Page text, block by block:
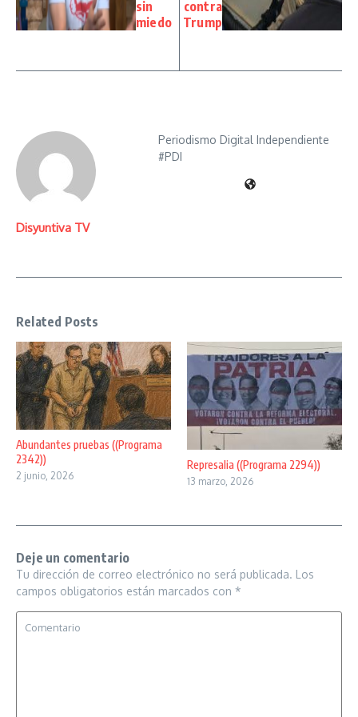
sin
miedo
contra
Trump
Disyuntiva TV
Periodismo Digital Independiente
#PDI
Related Posts
Abundantes pruebas ((Programa
2342))
2 junio, 2026
Represalia ((Programa 2294))
13 marzo, 2026
Deje un comentario
Tu dirección de correo electrónico no será publicada. Los
campos obligatorios están marcados con *